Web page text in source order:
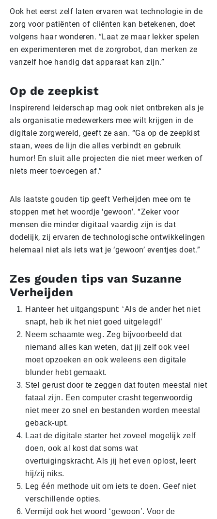
Ook het eerst zelf laten ervaren wat technologie in de
zorg voor patiënten of cliënten kan betekenen, doet
volgens haar wonderen. “Laat ze maar lekker spelen
en experimenteren met de zorgrobot, dan merken ze
vanzelf hoe handig dat apparaat kan zijn.”
Op de zeepkist
Inspirerend leiderschap mag ook niet ontbreken als je
als organisatie medewerkers mee wilt krijgen in de
digitale zorgwereld, geeft ze aan. “Ga op de zeepkist
staan, wees de lijn die alles verbindt en gebruik
humor! En sluit alle projecten die niet meer werken of
niets meer toevoegen af.”
Als laatste gouden tip geeft Verheijden mee om te
stoppen met het woordje ‘gewoon’. “Zeker voor
mensen die minder digitaal vaardig zijn is dat
dodelijk, zij ervaren de technologische ontwikkelingen
helemaal niet als iets wat je ‘gewoon’ eventjes doet.”
Zes gouden tips van Suzanne
Verheijden
Hanteer het uitgangspunt: ‘Als de ander het niet
snapt, heb ik het niet goed uitgelegd!’
Neem schaamte weg. Zeg bijvoorbeeld dat
niemand alles kan weten, dat jij zelf ook veel
moet opzoeken en ook weleens een digitale
blunder hebt gemaakt.
Stel gerust door te zeggen dat fouten meestal niet
fataal zijn. Een computer crasht tegenwoordig
niet meer zo snel en bestanden worden meestal
geback-upt.
Laat de digitale starter het zoveel mogelijk zelf
doen, ook al kost dat soms wat
overtuigingskracht. Als jij het even oplost, leert
hij/zij niks.
Leg één methode uit om iets te doen. Geef niet
verschillende opties.
Vermijd ook het woord ‘gewoon’. Voor de